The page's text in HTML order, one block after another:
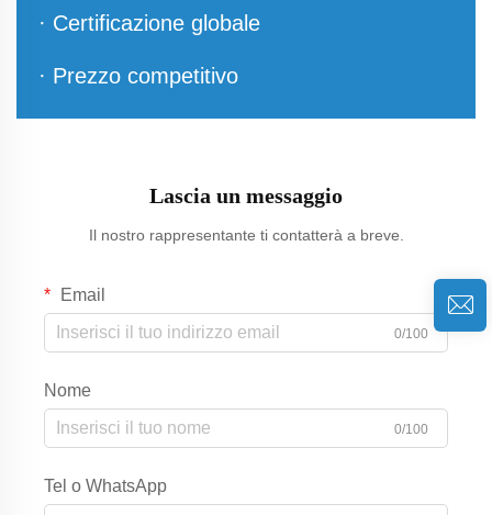
· Certificazione globale
· Prezzo competitivo
Lascia un messaggio
Il nostro rappresentante ti contatterà a breve.
Email
0/100
Nome
0/100
Tel o WhatsApp